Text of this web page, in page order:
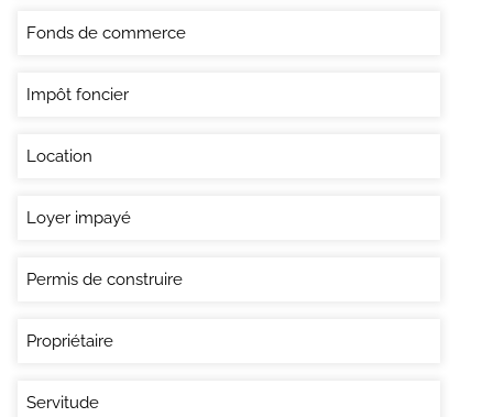
Fonds de commerce
Impôt foncier
Location
Loyer impayé
Permis de construire
Propriétaire
Servitude